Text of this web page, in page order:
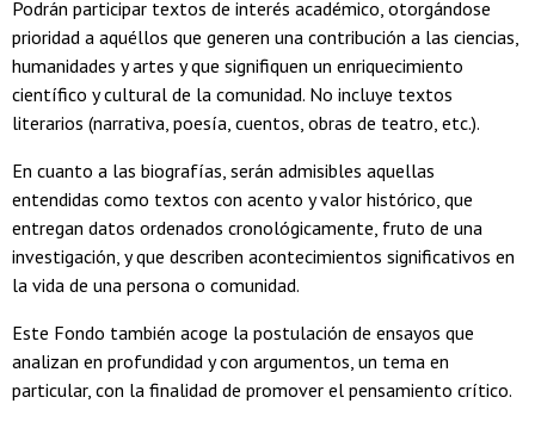
Podrán participar textos de interés académico, otorgándose
prioridad a aquéllos que generen una contribución a las ciencias,
humanidades y artes y que signifiquen un enriquecimiento
científico y cultural de la comunidad. No incluye textos
literarios (narrativa, poesía, cuentos, obras de teatro, etc.).
En cuanto a las biografías, serán admisibles aquellas
entendidas como textos con acento y valor histórico, que
entregan datos ordenados cronológicamente, fruto de una
investigación, y que describen acontecimientos significativos en
la vida de una persona o comunidad.
Este Fondo también acoge la postulación de ensayos que
analizan en profundidad y con argumentos, un tema en
particular, con la finalidad de promover el pensamiento crítico.